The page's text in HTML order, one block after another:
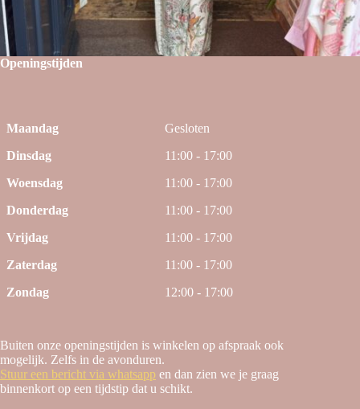
Openingstijden
Maandag
Gesloten
Dinsdag
11:00 - 17:00
Woensdag
11:00 - 17:00
Donderdag
11:00 - 17:00
Vrijdag
11:00 - 17:00
Zaterdag
11:00 - 17:00
Zondag
12:00 - 17:00
Buiten onze openingstijden is winkelen op afspraak ook
mogelijk. Zelfs in de avonduren.
Stuur een bericht via whatsapp en dan zien we je graag
binnenkort op een tijdstip dat u schikt.